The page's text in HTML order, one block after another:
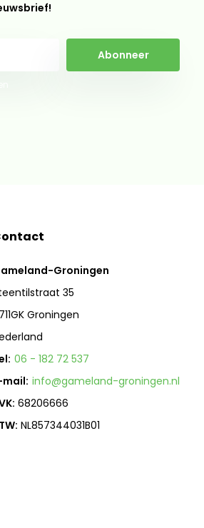
Abonneer
Groningen
35
Groningen
06 - 182 72 537
mail: info@gameland-groningen.nl
68206666
NL857344031B01